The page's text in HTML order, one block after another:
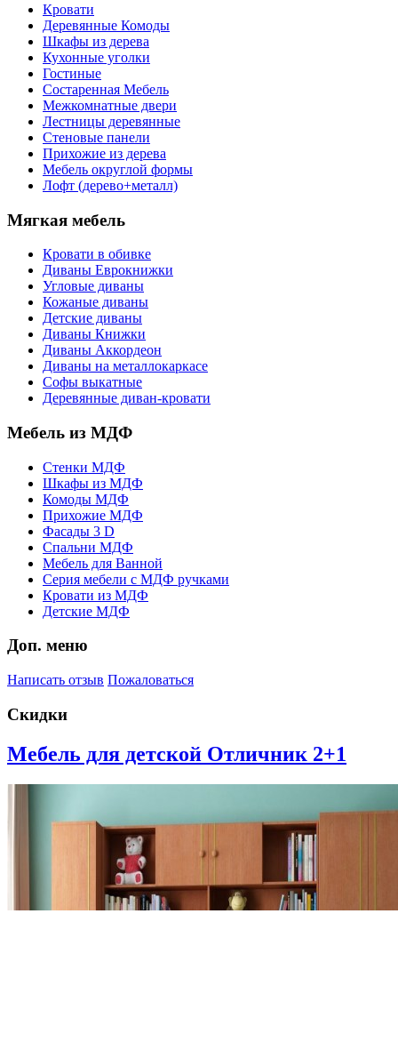
Кровати
Деревянные Комоды
Шкафы из дерева
Кухонные уголки
Гостиные
Состаренная Мебель
Межкомнатные двери
Лестницы деревянные
Стеновые панели
Прихожие из дерева
Мебель округлой формы
Лофт (дерево+металл)
Мягкая мебель
Кровати в обивке
Диваны Еврокнижки
Угловые диваны
Кожаные диваны
Детские диваны
Диваны Книжки
Диваны Аккордеон
Диваны на металлокаркасе
Софы выкатные
Деревянные диван-кровати
Мебель из МДФ
Стенки МДФ
Шкафы из МДФ
Комоды МДФ
Прихожие МДФ
Фасады 3 D
Спальни МДФ
Мебель для Ванной
Серия мебели с МДФ ручками
Кровати из МДФ
Детские МДФ
Доп. меню
Написать отзыв Пожаловаться
Скидки
Мебель для детской Отличник 2+1